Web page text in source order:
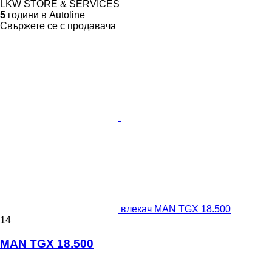
LKW STORE & SERVICES
5 години в Autoline
Свържете се с продавача
влекач MAN TGX 18.500
14
MAN TGX 18.500